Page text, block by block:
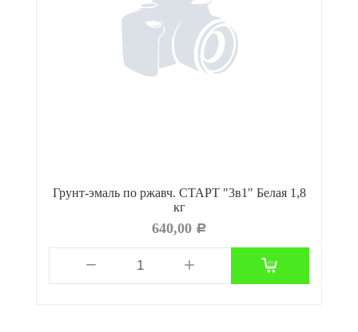
Грунт-эмаль по ржавч. СТАРТ "3в1" Белая 1,8
кг
640,00 Р